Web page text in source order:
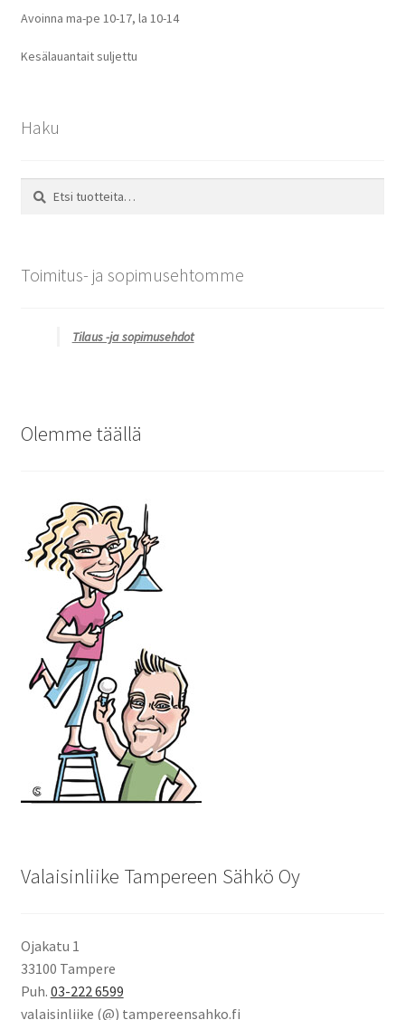
Avoinna ma-pe 10-17, la 10-14
Kesälauantait suljettu
Haku
Etsi:
Haku
Toimitus- ja sopimusehtomme
Tilaus -ja sopimusehdot
Olemme täällä
Valaisinliike Tampereen Sähkö Oy
Ojakatu 1
33100 Tampere
Puh. 03-222 6599
valaisinliike (@) tampereensahko.fi